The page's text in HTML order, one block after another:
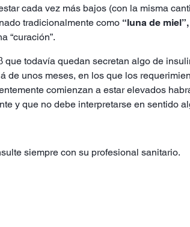
cada vez más bajos (con la misma
tradicionalmente como “luna de miel”,
“curación”.
que todavía quedan secretan algo de
de unos meses, en los que los
comienzan a estar elevados
y que no debe interpretarse en sentido
siempre con su profesional sanitario.